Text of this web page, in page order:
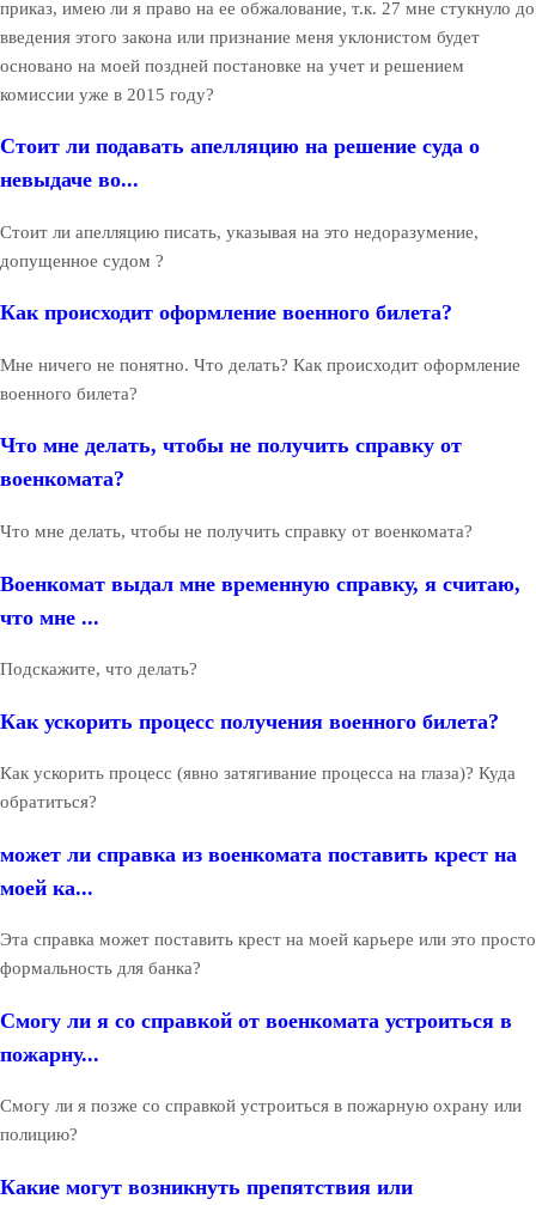
приказ, имею ли я право на ее обжалование, т.к. 27 мне стукнуло до
введения этого закона или признание меня уклонистом будет
основано на моей поздней постановке на учет и решением
комиссии уже в 2015 году?
Стоит ли подавать апелляцию на решение суда о
невыдаче во...
Стоит ли апелляцию писать, указывая на это недоразумение,
допущенное судом ?
Как происходит оформление военного билета?
Мне ничего не понятно. Что делать? Как происходит оформление
военного билета?
Что мне делать, чтобы не получить справку от
военкомата?
Что мне делать, чтобы не получить справку от военкомата?
Военкомат выдал мне временную справку, я считаю,
что мне ...
Подскажите, что делать?
Как ускорить процесс получения военного билета?
Как ускорить процесс (явно затягивание процесса на глаза)? Куда
обратиться?
может ли справка из военкомата поставить крест на
моей ка...
Эта справка может поставить крест на моей карьере или это просто
формальность для банка?
Смогу ли я со справкой от военкомата устроиться в
пожарну...
Смогу ли я позже со справкой устроиться в пожарную охрану или
полицию?
Какие могут возникнуть препятствия или